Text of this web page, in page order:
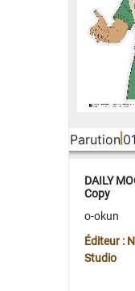
Parution
DAILY
Copy
o-okun
Éditeur :
Studio